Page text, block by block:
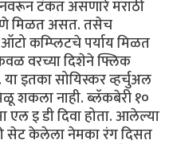
टंकत असणारे मराठी
मिळत असत. तसेच
ऑटो कम्प्लिटचे पर्याय मिळत
वरच्या दिशेने फ्लिक
इतका सोयिस्कर व्हर्चुअल
शकला नाही. ब्लॅकबेरी १०
एल इ डी दिवा होता. आलेल्या
सेट केलेला नेमका रंग दिसत